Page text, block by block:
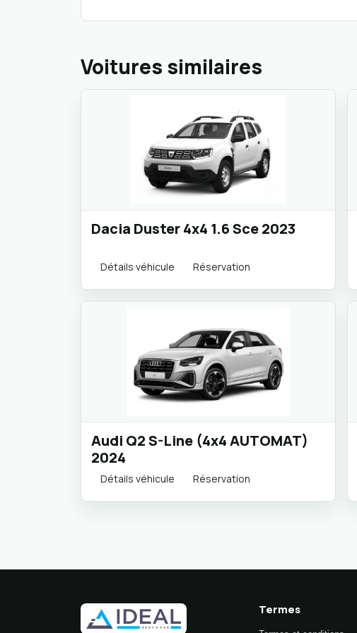
Voitures similaires
Dacia Duster 4x4 1.6 Sce 2023
Détails véhicule Réservation
Audi Q2 S-Line (4x4 AUTOMAT)
2024
Détails véhicule Réservation
Termes